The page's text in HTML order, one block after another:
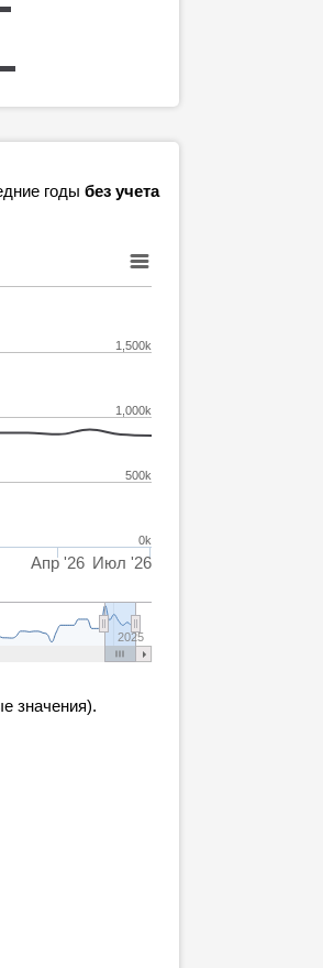
годы без учета
Апр '26 Июл '26
2025
0k
500k
1,000k
1,500k
значения).